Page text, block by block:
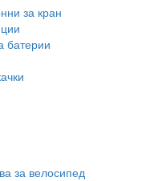
за кран
батерии
за велосипед